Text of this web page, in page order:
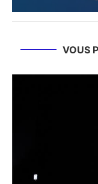
VOUS